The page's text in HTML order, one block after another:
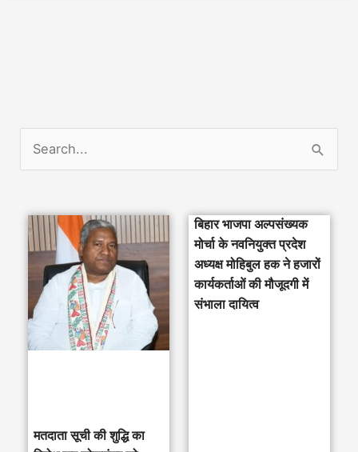
मतदाता सूची की शुद्धि का
बिहार भाजपा अल्पसंख्यक
मोर्चा के नवनियुक्त प्रदेश
अध्यक्ष मोहिबुल हक ने हजारों
कार्यकर्ताओं की मौजूदगी में
संभाला दायित्व